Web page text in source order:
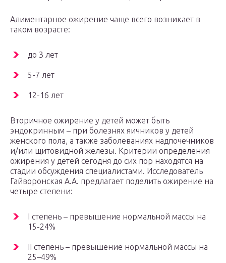
Алиментарное ожирение чаще всего возникает в
таком возрасте:
до 3 лет
5-7 лет
12-16 лет
Вторичное ожирение у детей может быть
эндокринным – при болезнях яичников у детей
женского пола, а также заболеваниях надпочечников
и/или щитовидной железы. Критерии определения
ожирения у детей сегодня до сих пор находятся на
стадии обсуждения специалистами. Исследователь
Гайворонская А.А. предлагает поделить ожирение на
четыре степени:
I степень – превышение нормальной массы на
15-24%
II степень – превышение нормальной массы на
25–49%